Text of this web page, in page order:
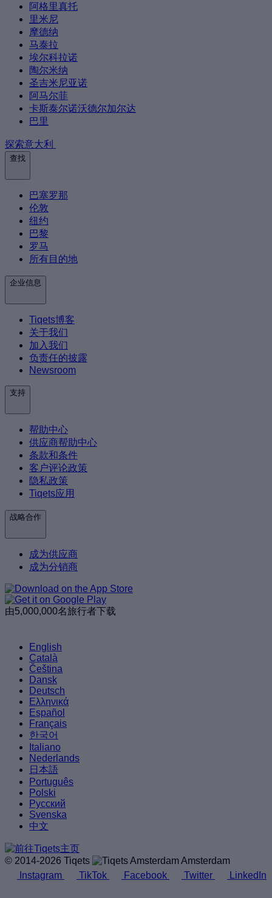
阿格里真托
里米尼
摩德纳
马泰拉
埃尔科拉诺
陶尔米纳
圣吉米尼亚诺
阿马尔菲
卡斯泰尔诺沃德尔加尔达
巴里
探索意大利
查找
巴塞罗那
伦敦
纽约
巴黎
罗马
所有目的地
企业信息
Tiqets博客
关于我们
加入我们
负责任的披露
Newsroom
支持
帮助中心
供应商帮助中心
条款和条件
客户评论政策
隐私政策
Tiqets应用
战略合作
成为供应商
成为分销商
由5,000,000名旅行者下载
English
Català
Čeština
Dansk
Deutsch
Ελληνικά
Español
Français
한국어
Italiano
Nederlands
日本語
Português
Polski
Русский
Svenska
中文
© 2014-2026 Tiqets
Amsterdam
Instagram
TikTok Facebook Twitter LinkedIn